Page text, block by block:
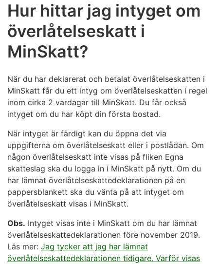
Hur hittar jag intyget om
överlåtelseskatt i
MinSkatt?
När du har deklarerat och betalat överlåtelseskatten i
MinSkatt får du ett intyg om överlåtelseskatten i regel
inom cirka 2 vardagar till MinSkatt. Du får också
intyget om du har köpt din första bostad.
När intyget är färdigt kan du öppna det via
uppgifterna om överlåtelseskatt eller i postlådan. Om
någon överlåtelseskatt inte visas på fliken Egna
skatteslag ska du logga in i MinSkatt på nytt. Om du
har lämnat överlåtelseskattedeklarationen på en
pappersblankett ska du vänta på att intyget om
överlåtelseskatt visas i MinSkatt.
Obs. Intyget visas inte i MinSkatt om du har lämnat
överlåtelseskattedeklarationen före november 2019.
Läs mer: Jag tycker att jag har lämnat
överlåtelseskattedeklarationen tidigare. Varför visas